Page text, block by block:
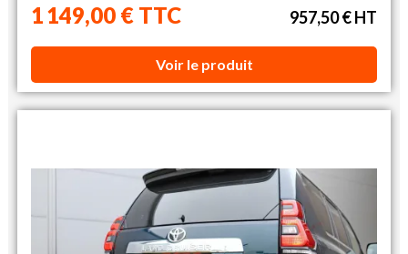
1 149,00 € TTC 957,50 € HT
Voir le produit